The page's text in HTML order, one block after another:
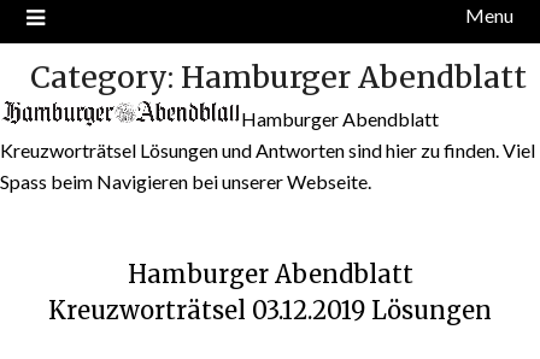
Menu
Category: Hamburger Abendblatt
Hamburger Abendblatt
Kreuzworträtsel Lösungen und Antworten sind hier zu finden. Viel
Spass beim Navigieren bei unserer Webseite.
Hamburger Abendblatt
Kreuzworträtsel 03.12.2019 Lösungen